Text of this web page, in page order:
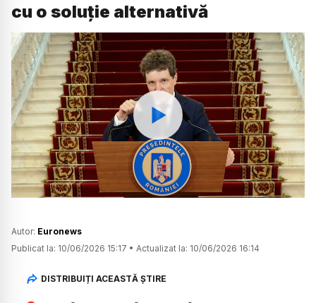
cu o soluție alternativă
Watch
Autor: Euronews
Publicat la: 10/06/2026 15:17 • Actualizat la: 10/06/2026 16:14
DISTRIBUIȚI ACEASTĂ ȘTIRE